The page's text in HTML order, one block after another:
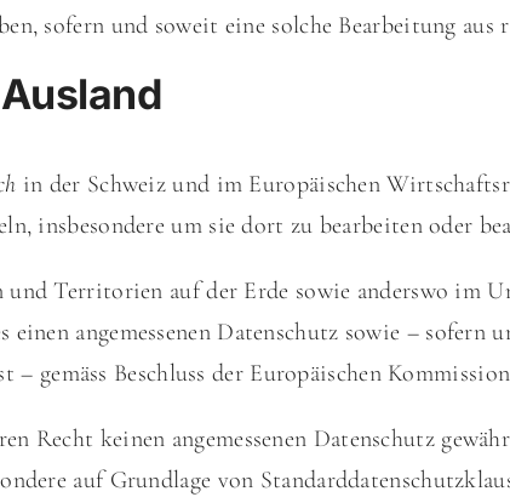
sofern und soweit eine solche Bearbeitung aus
in der Schweiz und im Europäischen
insbesondere um sie dort zu bearbeiten oder
und Territorien auf der Erde sowie anderswo im
einen angemessenen Datenschutz sowie – sofern
– gemäss Beschluss der Europäischen Kommission
Recht keinen angemessenen Datenschutz
auf Grundlage von